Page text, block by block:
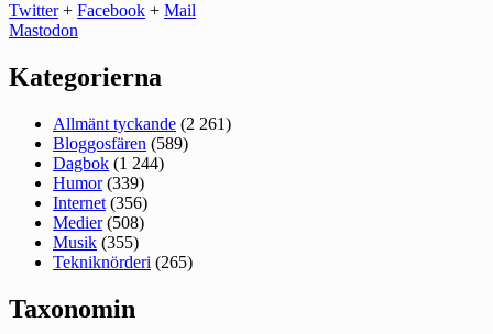
Twitter+ Facebook + Mail
Mastodon
Kategorierna
Allmänt tyckande (2 261)
Bloggosfären (589)
Dagbok (1 244)
Humor(339)
Internet (356)
Medier(508)
Musik (355)
Tekniknörderi (265)
Taxonomin